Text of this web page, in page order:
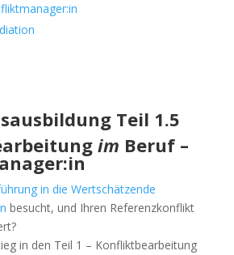
Teil 1.5
im Beruf –
in die Wertschätzende
besucht, und Ihren Referenzkonflikt
in den Teil 1 – Konfliktbearbeitung